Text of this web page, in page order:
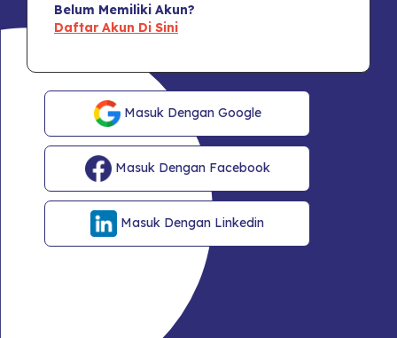
Belum Memiliki Akun?
Daftar Akun Di Sini
Masuk Dengan Google
Masuk Dengan Facebook
Masuk Dengan Linkedin